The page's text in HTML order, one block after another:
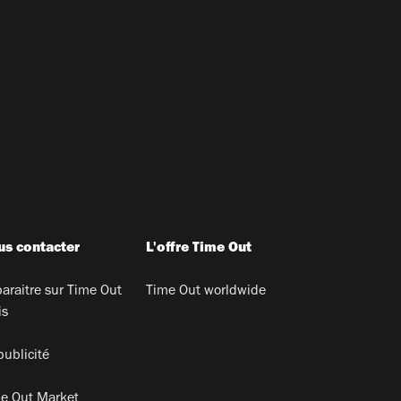
contacter
sur Time Out
L'offre Time Out
Time Out worldwide